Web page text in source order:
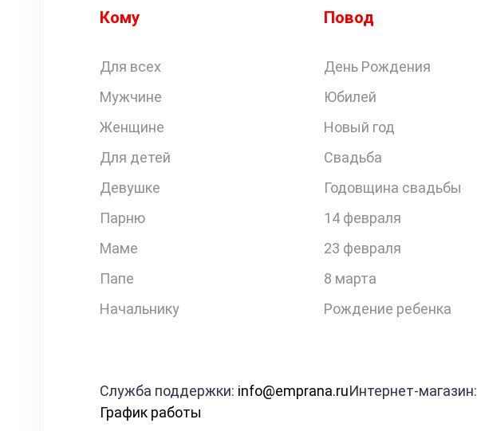
Кому
Для всех
Мужчине
Женщине
Для детей
Девушке
Парню
Маме
Папе
Начальнику
Повод
День Рождения
Юбилей
Новый год
Свадьба
Годовщина свадьбы
14 февраля
23 февраля
8 марта
Рождение ребенка
Служба поддержки: info@emprana.ru
График работы
Интернет-магазин: